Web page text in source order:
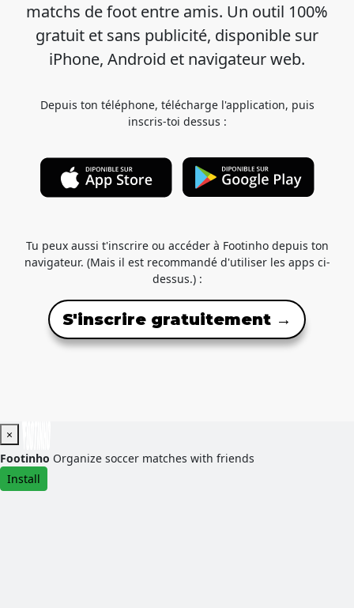
matchs de foot entre amis. Un outil 100%
gratuit et sans publicité, disponible sur
iPhone, Android et navigateur web.
Depuis ton téléphone, télécharge l'application, puis
inscris-toi dessus :
Tu peux aussi t'inscrire ou accéder à Footinho depuis ton
navigateur. (Mais il est recommandé d'utiliser les apps ci-
dessus.) :
S'inscrire gratuitement →
×
Footinho Organize soccer matches with friends
Install